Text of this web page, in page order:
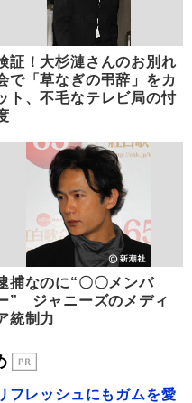
証！大杉漣さんのお別れ
で「草なぎの弔辞」をカ
ト、不毛なテレビ局の忖
捕なのに“〇〇メンバ
” ジャニーズのメディ
統制力
フレッシュにもガムを愛